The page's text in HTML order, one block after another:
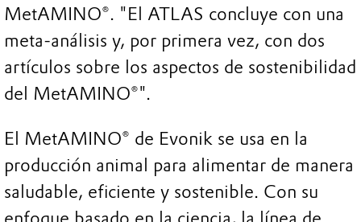
MetAMINO®. "El ATLAS concluye con una
meta-análisis y, por primera vez, con dos
artículos sobre los aspectos de sostenibilidad
del MetAMINO®".
El MetAMINO® de Evonik se usa en la
producción animal para alimentar de manera
saludable, eficiente y sostenible. Con su